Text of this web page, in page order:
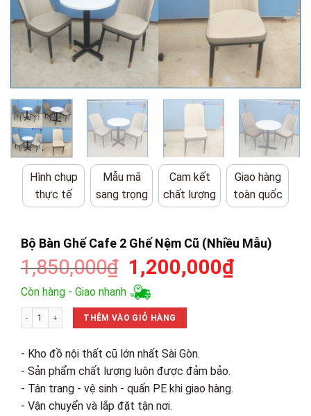
Hình chụp
thực tế
Mẫu mã
sang trọng
Cam kết
chất lượng
Giao hàng
toàn quốc
Bộ Bàn Ghế Cafe 2 Ghế Nệm Cũ (Nhiều Mẫu)
1,850,000₫ Giá
gốc
là:
1,850,000₫.
1,200,000₫Giá
Còn hàng - Giao nhanh
Bộ Bàn Ghế Cafe 2 Ghế Nệm Cũ (Nhiều Mẫu) số lượng
THÊM VÀO GIỎ HÀNG
- Kho đồ nội thất cũ lớn nhất Sài Gòn.
- Sản phẩm chất lượng luôn được đảm bảo.
- Tân trang - vệ sinh - quấn PE khi giao hàng.
- Vận chuyển và lắp đặt tận nơi.